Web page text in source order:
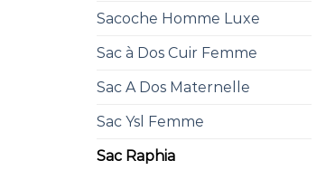
Sacoche Homme Luxe
Sac à Dos Cuir Femme
Sac A Dos Maternelle
Sac Ysl Femme
Sac Raphia